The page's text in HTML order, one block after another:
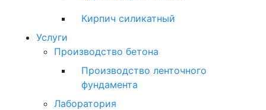
Кирпич силикатный
Услуги
Производство бетона
Производство ленточного
фундамента
Лаборатория